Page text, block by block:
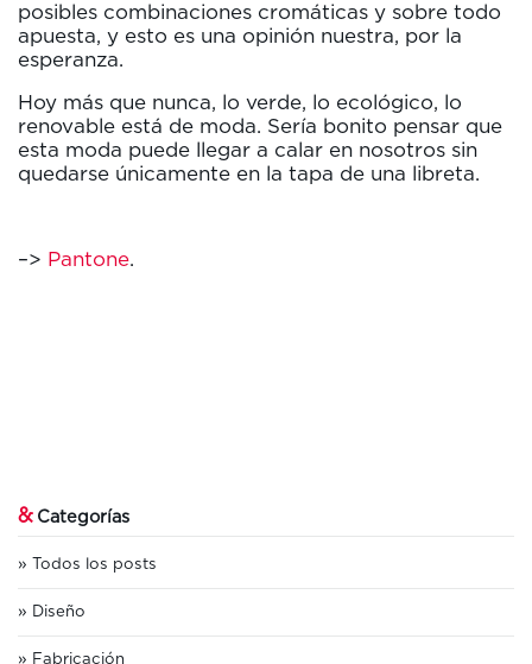
posibles combinaciones cromáticas y sobre todo
apuesta, y esto es una opinión nuestra, por la
esperanza.
Hoy más que nunca, lo verde, lo ecológico, lo
renovable está de moda. Sería bonito pensar que
esta moda puede llegar a calar en nosotros sin
quedarse únicamente en la tapa de una libreta.
–> Pantone.
&Categorías
Todos los posts
Diseño
Fabricación